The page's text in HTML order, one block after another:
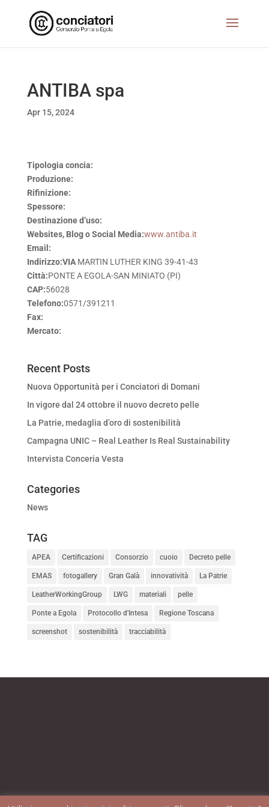
ANTIBA spa
Apr 15, 2024
Tipologia concia:
Produzione:
Rifinizione:
Spessore:
Destinazione d’uso:
Websites, Blog o Social Media:www.antiba.it
Email:
Indirizzo:VIAMARTIN LUTHER KING 39-41-43
Città:PONTE A EGOLA-SAN MINIATO (PI)
CAP:56028
Telefono:0571/391211
Fax:
Mercato:
Recent Posts
Nuova Opportunità per i Conciatori di Domani
In vigore dal 24 ottobre il nuovo decreto pelle
La Patrie, medaglia d’oro di sostenibilità
Campagna UNIC – Real Leather Is Real Sustainability
Intervista Conceria Vesta
Categories
News
TAG
APEA Certificazioni Consorzio cuoio Decreto pelle
EMAS fotogallery Gran Galà innovatività La Patrie
LeatherWorkingGroup LWG materiali pelle
Ponte a Egola Protocollo d'Intesa Regione Toscana
screenshot sostenibilità tracciabilità